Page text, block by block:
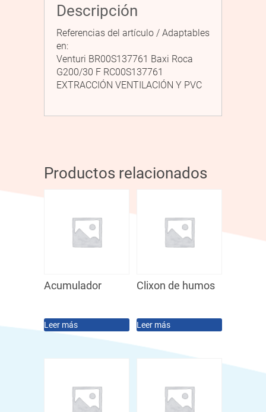
Descripción
Referencias del artículo / Adaptables
en:
Venturi BR00S137761 Baxi Roca
G200/30 F RC00S137761
EXTRACCIÓN VENTILACIÓN Y PVC
Productos relacionados
Acumulador
Leer más
Clixon de humos
Leer más